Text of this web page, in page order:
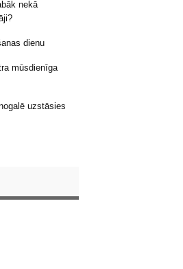
nekā
dienu
mūsdienīga
uzstāsies